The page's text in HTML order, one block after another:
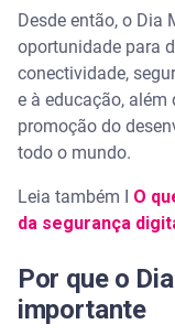
Desde então, o Dia
oportunidade para
conectividade,
e à educação, além
promoção do
todo o mundo.
Leia também I O
da segurança
Por que o
importante